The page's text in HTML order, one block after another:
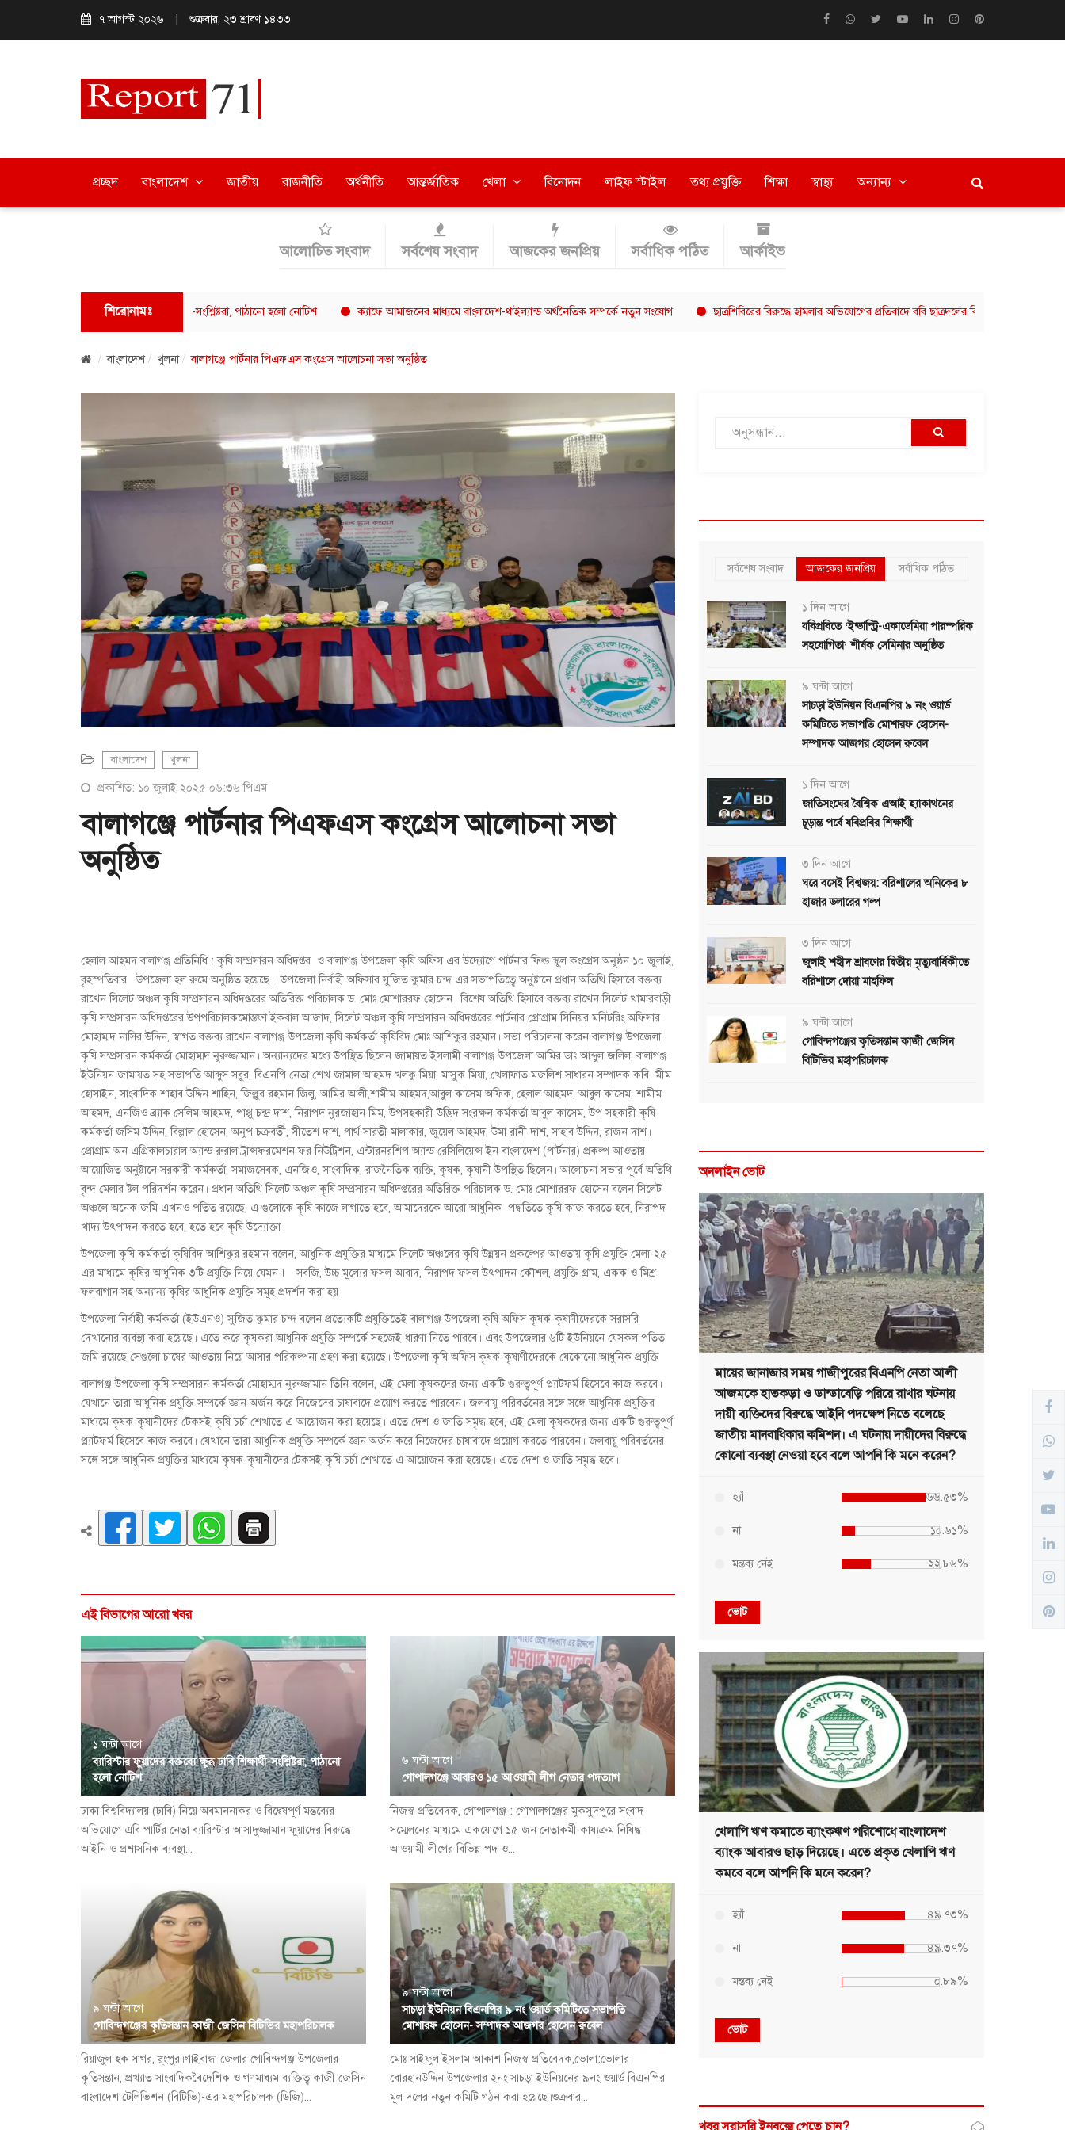
৭ আগস্ট ২০২৬ শুক্রবার, ২৩ শ্রাবণ ১৪৩৩
প্রচ্ছদ বাংলাদেশ জাতীয় রাজনীতি অর্থনীতি আন্তর্জাতিক খেলা বিনোদন লাইফ স্টাইল তথ্য প্রযুক্তি শিক্ষা স্বাস্থ্য অন্যান্য
আলোচিত সংবাদ সর্বশেষ সংবাদ আজকের জনপ্রিয় সর্বাধিক পঠিত আর্কাইভ
শিরোনামঃ
ফুয়াদের বক্তব্যে ক্ষুব্ধ ঢাবি শিক্ষার্থী-সংশ্লিষ্টরা, পাঠানো হলো নোটিশ ক্যাফে আমাজনের মাধ্যমে বাংলাদেশ-থাইল্যান্ড অর্থনৈতিক সম্পর্কে নতুন সংযোগ ছাত্রশিবিরের বিরুদ্ধে হামলার অভিযোগের প্রতিবাদে ববি ছাত্রদলের বিক্ষোভ মিছিল
বাংলাদেশ খুলনা বালাগঞ্জে পার্টনার পিএফএস কংগ্রেস আলোচনা সভা অনুষ্ঠিত
বাংলাদেশ খুলনা
প্রকাশিত: ১০ জুলাই ২০২৫ ০৬:৩৬ পিএম
বালাগঞ্জে পার্টনার পিএফএস কংগ্রেস আলোচনা সভা
অনুষ্ঠিত
হেলাল আহমদ বালাগঞ্জ প্রতিনিধি : কৃষি সম্প্রসারন অধিদপ্তর ও বালাগঞ্জ উপজেলা কৃষি অফিস এর উদ্যোগে পার্টনার ফিল্ড স্কুল কংগ্রেস অনুষ্ঠন ১০ জুলাই,
বৃহস্পতিবার উপজেলা হল রুমে অনুষ্ঠিত হয়েছে। উপজেলা নির্বাহী অফিসার সুজিত কুমার চন্দ এর সভাপতিত্বে অনুষ্টানে প্রধান অতিথি হিসাবে বক্তব্য
রাখেন সিলেট অঞ্চল কৃষি সম্প্রসারন অধিদপ্তরের অতিরিক্ত পরিচালক ড. মোঃ মোশাররফ হোসেন। বিশেষ অতিথি হিসাবে বক্তব্য রাখেন সিলেট খামারবাড়ী
কৃষি সম্প্রসারন অধিদপ্তরের উপপরিচালকমোস্তফা ইকবাল আজাদ, সিলেট অঞ্চল কৃষি সম্প্রসারন অধিদপ্তরের পার্টনার গ্রোগ্রাম সিনিয়র মনিটরিং অফিসার
মোহাম্মদ নাসির উদ্দিন, স্বাগত বক্তব্য রাখেন বালাগঞ্জ উপজেলা কৃষি কর্মকর্তা কৃষিবিদ মোঃ আশিকুর রহমান। সভা পরিচালনা করেন বালাগঞ্জ উপজেলা
কৃষি সম্প্রসারন কর্মকর্তা মোহাম্মদ নুরুজ্জামান। অন্যান্যদের মধ্যে উপস্থিত ছিলেন জামায়ত ইসলামী বালাগঞ্জ উপজেলা আমির ডাঃ আব্দুল জলিল, বালাগঞ্জ
ইউনিয়ন জামায়ত সহ সভাপতি আব্দুস সবুর, বিএনপি নেতা শেখ জামাল আহমদ খলকু মিয়া, মাসুক মিয়া, খেলাফাত মজলিশ সাধারন সম্পাদক কবি মীম
হোসাইন, সাংবাদিক শাহাব উদ্দিন শাহিন, জিল্লুর রহমান জিলু, আমির আলী,শামীম আহমদ,আবুল কাসেম অফিক, হেলাল আহমদ, আবুল কাসেম, শামীম
আহমদ, এনজিও ব্র্যাক সেলিম আহমদ, পাপ্পু চন্দ্র দাশ, নিরাপদ নুরজাহান মিম, উপসহকারী উদ্ভিদ সংরক্ষন কর্মকর্তা আবুল কাসেম, উপ সহকারী কৃষি
কর্মকর্তা জসিম উদ্দিন, বিল্লাল হোসেন, অনুপ চক্রবর্তী, সীতেশ দাশ, পার্থ সারতী মালাকার, জুয়েল আহমদ, উমা রানী দাশ, সাহাব উদ্দিন, রাজন দাশ।
প্রোগ্রাম অন এগ্রিকালচারাল অ্যান্ড রুরাল ট্রান্সফরমেশন ফর নিউট্রিশন, এন্টারনরশিপ অ্যান্ড রেসিলিয়েন্স ইন বাংলাদেশ (পার্টনার) প্রকল্প আওতায়
আয়োজিত অনুষ্টানে সরকারী কর্মকর্তা, সমাজসেবক, এনজিও, সাংবাদিক, রাজনৈতিক ব্যক্তি, কৃষক, কৃষানী উপস্থিত ছিলেন। আলোচনা সভার পূর্বে অতিথি
বৃন্দ মেলার ষ্টল পরিদর্শন করেন। প্রধান অতিথি সিলেট অঞ্চল কৃষি সম্প্রসারন অধিদপ্তরের অতিরিক্ত পরিচালক ড. মোঃ মোশাররফ হোসেন বলেন সিলেট
অঞ্চলে অনেক জমি এখনও পতিত রয়েছে, এ গুলোকে কৃষি কাজে লাগাতে হবে, আমাদেরকে আরো আধুনিক পদ্ধতিতে কৃষি কাজ করতে হবে, নিরাপদ
খাদ্য উৎপাদন করতে হবে, হতে হবে কৃষি উদ্যোক্তা।
উপজেলা কৃষি কর্মকর্তা কৃষিবিদ আশিকুর রহমান বলেন, আধুনিক প্রযুক্তির মাধ্যমে সিলেট অঞ্চলের কৃষি উন্নয়ন প্রকল্পের আওতায় কৃষি প্রযুক্তি মেলা-২৫
এর মাধ্যমে কৃষির আধুনিক ৩টি প্রযুক্তি নিয়ে যেমন-৷ সবজি, উচ্চ মূল্যের ফসল আবাদ, নিরাপদ ফসল উৎপাদন কৌশল, প্রযুক্তি গ্রাম, একক ও মিশ্র
ফলবাগান সহ অন্যান্য কৃষির আধুনিক প্রযুক্তি সমূহ প্রদর্শন করা হয়।
উপজেলা নির্বাহী কর্মকর্তা (ইউএনও) সুজিত কুমার চন্দ বলেন প্রত্যেকটি প্রযুক্তিতেই বালাগঞ্জ উপজেলা কৃষি অফিস কৃষক-কৃষাণীদেরকে সরাসরি
দেখানোর ব্যবস্থা করা হয়েছে। এতে করে কৃষকরা আধুনিক প্রযুক্তি সম্পর্কে সহজেই ধারণা নিতে পারবে। এবং উপজেলার ৬টি ইউনিয়নে যেসকল পতিত
জমি রয়েছে সেগুলো চাষের আওতায় নিয়ে আসার পরিকল্পনা গ্রহণ করা হয়েছে। উপজেলা কৃষি অফিস কৃষক-কৃষাণীদেরকে যেকোনো আধুনিক প্রযুক্তি
বালাগঞ্জ উপজেলা কৃষি সম্প্রসারন কর্মকর্তা মোহাম্মদ নুরুজ্জামান তিনি বলেন, এই মেলা কৃষকদের জন্য একটি গুরুত্বপূর্ণ প্ল্যাটফর্ম হিসেবে কাজ করবে।
যেখানে তারা আধুনিক প্রযুক্তি সম্পর্কে জ্ঞান অর্জন করে নিজেদের চাষাবাদে প্রয়োগ করতে পারবেন। জলবায়ু পরিবর্তনের সঙ্গে সঙ্গে আধুনিক প্রযুক্তির
মাধ্যমে কৃষক-কৃষানীদের টেকসই কৃষি চর্চা শেখাতে এ আয়োজন করা হয়েছে‌। এতে দেশ ও জাতি সমৃদ্ধ হবে, এই মেলা কৃষকদের জন্য একটি গুরুত্বপূর্ণ
প্ল্যাটফর্ম হিসেবে কাজ করবে। যেখানে তারা আধুনিক প্রযুক্তি সম্পর্কে জ্ঞান অর্জন করে নিজেদের চাষাবাদে প্রয়োগ করতে পারবেন। জলবায়ু পরিবর্তনের
সঙ্গে সঙ্গে আধুনিক প্রযুক্তির মাধ্যমে কৃষক-কৃষানীদের টেকসই কৃষি চর্চা শেখাতে এ আয়োজন করা হয়েছে‌। এতে দেশ ও জাতি সমৃদ্ধ হবে।
এই বিভাগের আরো খবর
১ ঘন্টা আগে
ব্যারিস্টার ফুয়াদের বক্তব্যে ক্ষুব্ধ ঢাবি শিক্ষার্থী-সংশ্লিষ্টরা, পাঠানো
হলো নোটিশ
ঢাকা বিশ্ববিদ্যালয় (ঢাবি) নিয়ে অবমাননাকর ও বিদ্বেষপূর্ণ মন্তব্যের
অভিযোগে এবি পার্টির নেতা ব্যারিস্টার আসাদুজ্জামান ফুয়াদের বিরুদ্ধে
আইনি ও প্রশাসনিক ব্যবস্থা...
৬ ঘন্টা আগে
গোপালগঞ্জে আবারও ১৫ আওয়ামী লীগ নেতার পদত্যাগ
নিজস্ব প্রতিবেদক, গোপালগঞ্জ : গোপালগঞ্জের মুকসুদপুরে সংবাদ
সম্মেলনের মাধ্যমে একযোগে ১৫ জন নেতাকর্মী কায্যক্রম নিষিদ্ধ
আওয়ামী লীগের বিভিন্ন পদ ও...
৯ ঘন্টা আগে
গোবিন্দগঞ্জের কৃতিসন্তান কাজী জেসিন বিটিভির মহাপরিচালক
রিয়াজুল হক সাগর, র্ংপুর।গাইবান্ধা জেলার গোবিন্দগঞ্জ উপজেলার
কৃতিসন্তান, প্রখ্যাত সাংবাদিকবৈদেশিক ও গণমাধ্যম ব্যক্তিত্ব কাজী জেসিন
বাংলাদেশ টেলিভিশন (বিটিভি)-এর মহাপরিচালক (ডিজি)...
৯ ঘন্টা আগে
সাচড়া ইউনিয়ন বিএনপির ৯ নং ওয়ার্ড কমিটিতে সভাপতি
মোশারফ হোসেন- সম্পাদক আজগর হোসেন রুবেল
মোঃ সাইফুল ইসলাম আকাশ নিজস্ব প্রতিবেদক,ভোলা:ভোলার
বোরহানউদ্দিন উপজেলার ২নং সাচড়া ইউনিয়নের ৯নং ওয়ার্ড বিএনপির
মূল দলের নতুন কমিটি গঠন করা হয়েছে।শুক্রবার...
সর্বশেষ সংবাদ আজকের জনপ্রিয় সর্বাধিক পঠিত
১ দিন আগে
যবিপ্রবিতে ‘ইন্ডাস্ট্রি-একাডেমিয়া পারস্পরিক
সহযোগিতা’ শীর্ষক সেমিনার অনুষ্ঠিত
৯ ঘন্টা আগে
সাচড়া ইউনিয়ন বিএনপির ৯ নং ওয়ার্ড
কমিটিতে সভাপতি মোশারফ হোসেন-
সম্পাদক আজগর হোসেন রুবেল
১ দিন আগে
জাতিসংঘের বৈশ্বিক এআই হ্যাকাথনের
চূড়ান্ত পর্বে যবিপ্রবির শিক্ষার্থী
৩ দিন আগে
ঘরে বসেই বিশ্বজয়: বরিশালের অনিকের ৮
হাজার ডলারের গল্প
৩ দিন আগে
জুলাই শহীদ শ্রাবণের দ্বিতীয় মৃত্যুবার্ষিকীতে
বরিশালে দোয়া মাহফিল
৯ ঘন্টা আগে
গোবিন্দগঞ্জের কৃতিসন্তান কাজী জেসিন
বিটিভির মহাপরিচালক
অনলাইন ভোট
মায়ের জানাজার সময় গাজীপুরের বিএনপি নেতা আলী
আজমকে হাতকড়া ও ডান্ডাবেড়ি পরিয়ে রাখার ঘটনায়
দায়ী ব্যক্তিদের বিরুদ্ধে আইনি পদক্ষেপ নিতে বলেছে
জাতীয় মানবাধিকার কমিশন। এ ঘটনায় দায়ীদের বিরুদ্ধে
কোনো ব্যবস্থা নেওয়া হবে বলে আপনি কি মনে করেন?
হ্যাঁ ৬৬.৫৩%
না ১০.৬১%
মন্তব্য নেই ২২.৮৬%
ভোট
খেলাপি ঋণ কমাতে ব্যাংকঋণ পরিশোধে বাংলাদেশ
ব্যাংক আবারও ছাড় দিয়েছে। এতে প্রকৃত খেলাপি ঋণ
কমবে বলে আপনি কি মনে করেন?
হ্যাঁ ৪৯.৭৩%
না ৪৯.৩৭%
মন্তব্য নেই ০.৮৯%
ভোট
খবর সরাসরি ইনবক্সে পেতে চান?